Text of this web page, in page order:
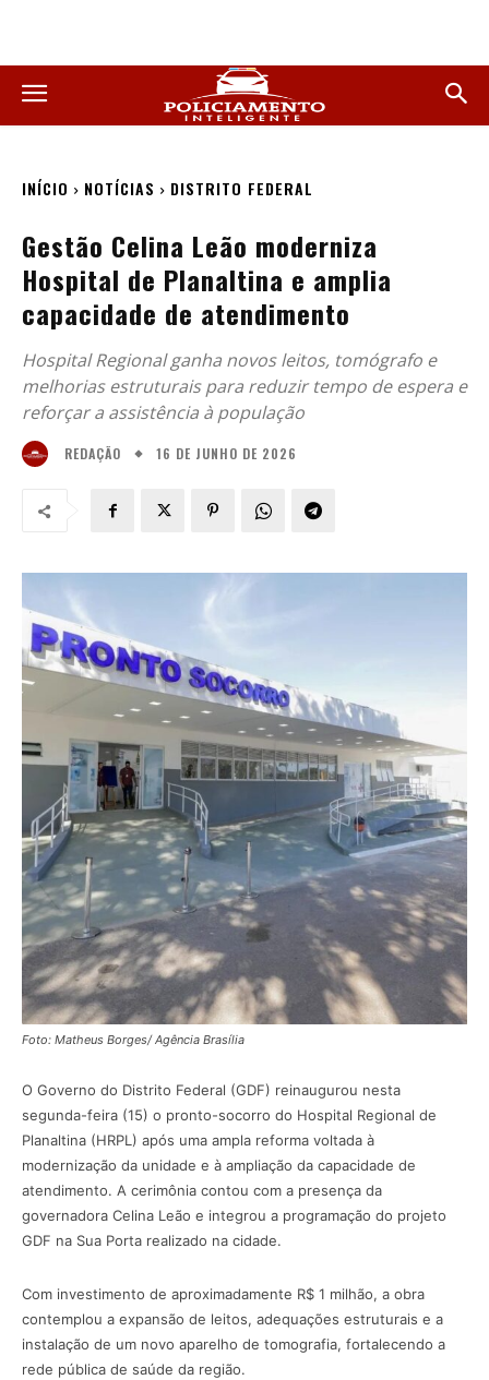
INÍCIO NOTÍCIAS DISTRITO FEDERAL
Gestão Celina Leão moderniza
Hospital de Planaltina e amplia
capacidade de atendimento
Hospital Regional ganha novos leitos, tomógrafo e
melhorias estruturais para reduzir tempo de espera e
reforçar a assistência à população
REDAÇÃO 16 DE JUNHO DE 2026
Foto: Matheus Borges/ Agência Brasília
O Governo do Distrito Federal (GDF) reinaugurou nesta
segunda-feira (15) o pronto-socorro do Hospital Regional de
Planaltina (HRPL) após uma ampla reforma voltada à
modernização da unidade e à ampliação da capacidade de
atendimento. A cerimônia contou com a presença da
governadora Celina Leão e integrou a programação do projeto
GDF na Sua Porta realizado na cidade.
Com investimento de aproximadamente R$ 1 milhão, a obra
contemplou a expansão de leitos, adequações estruturais e a
instalação de um novo aparelho de tomografia, fortalecendo a
rede pública de saúde da região.